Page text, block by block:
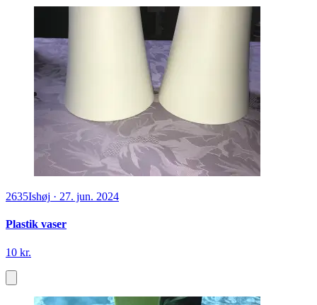
2635Ishøj · 27. jun. 2024
Plastik vaser
10 kr.